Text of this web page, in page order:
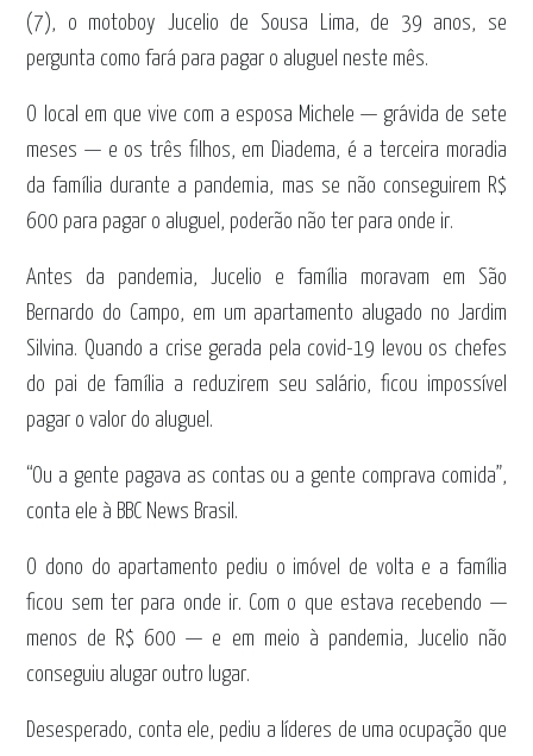
(7), o motoboy Jucelio de Sousa Lima, de 39 anos, se
pergunta como fará para pagar o aluguel neste mês.
O local em que vive com a esposa Michele — grávida de sete
meses — e os três filhos, em Diadema, é a terceira moradia
da família durante a pandemia, mas se não conseguirem R$
600 para pagar o aluguel, poderão não ter para onde ir.
Antes da pandemia, Jucelio e família moravam em São
Bernardo do Campo, em um apartamento alugado no Jardim
Silvina. Quando a crise gerada pela covid-19 levou os chefes
do pai de família a reduzirem seu salário, ficou impossível
pagar o valor do aluguel.
“Ou a gente pagava as contas ou a gente comprava comida”,
conta ele à BBC News Brasil.
O dono do apartamento pediu o imóvel de volta e a família
ficou sem ter para onde ir. Com o que estava recebendo —
menos de R$ 600 — e em meio à pandemia, Jucelio não
conseguiu alugar outro lugar.
Desesperado, conta ele, pediu a líderes de uma ocupação que